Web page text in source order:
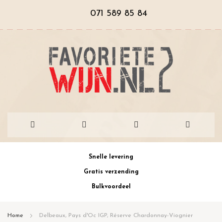
071 589 85 84
Snelle levering
Gratis verzending
Bulkvoordeel
Home Delbeaux, Pays d'Oc IGP, Réserve Chardonnay-Viognier